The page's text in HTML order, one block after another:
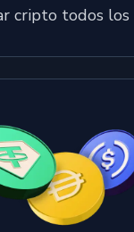
cripto todos los